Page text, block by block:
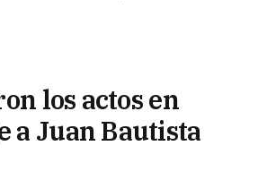
los actos en
a Juan Bautista